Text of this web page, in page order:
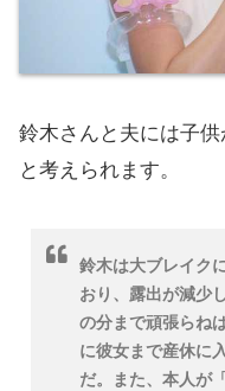
鈴木さんと夫には子
と考えられます。
鈴木は大ブレイク
おり、露出が減少
の分まで頑張らね
に彼女まで産休に
だ。また、本人が